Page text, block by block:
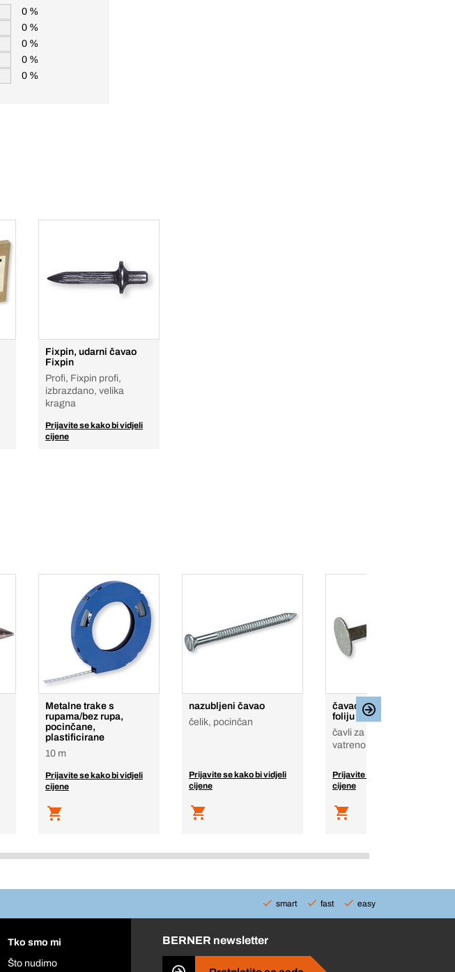
0 %
0 %
0 %
0 %
0 %
Fixpin, udarni čavao
Fixpin
Profi, Fixpin profi,
izbrazdano, velika
kragna
Prijavite se kako bi vidjeli
cijene
Metalne trake s
rupama/bez rupa,
pocinčane,
plastificirane
10 m
Prijavite se kako bi vidjeli
cijene
nazubljeni čavao
čelik, pocinčan
Prijavite se kako bi vidjeli
cijene
čavao za pokrovnu
foliju
čavli za krovni papir,
vatreno pocinčan
Prijavite se kako bi vidjeli
cijene
smart fast easy
Tko smo mi
Što nudimo
BERNER newsletter